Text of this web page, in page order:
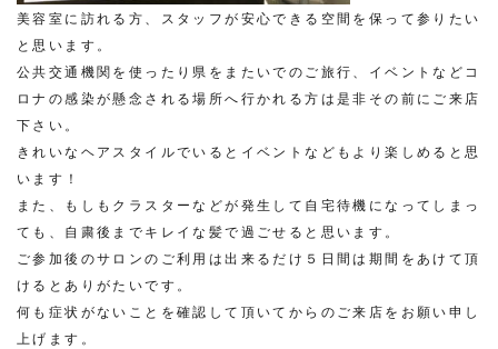
美容室に訪れる方、スタッフが安心できる空間を保って参りたい
と思います。
公共交通機関を使ったり県をまたいでのご旅行、イベントなどコ
ロナの感染が懸念される場所へ行かれる方は是非その前にご来店
下さい。
きれいなヘアスタイルでいるとイベントなどもより楽しめると思
います！
また、もしもクラスターなどが発生して自宅待機になってしまっ
ても、自粛後までキレイな髪で過ごせると思います。
ご参加後のサロンのご利用は出来るだけ５日間は期間をあけて頂
けるとありがたいです。
何も症状がないことを確認して頂いてからのご来店をお願い申し
上げます。